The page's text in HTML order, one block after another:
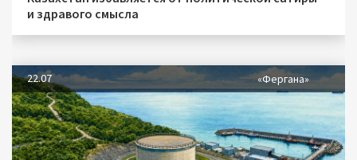
и здравого смысла
22.07 «Фергана»